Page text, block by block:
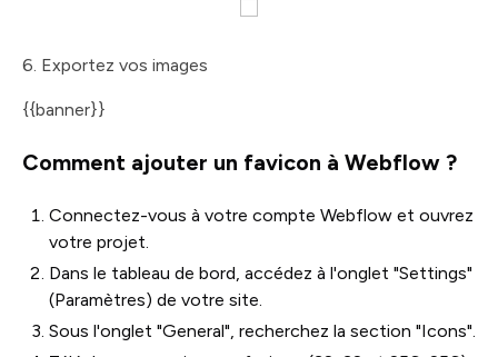
6. Exportez vos images
{{banner}}
Comment ajouter un favicon à Webflow ?
Connectez-vous à votre compte Webflow et ouvrez
votre projet.
Dans le tableau de bord, accédez à l'onglet "Settings"
(Paramètres) de votre site.
Sous l'onglet "General", recherchez la section "Icons".